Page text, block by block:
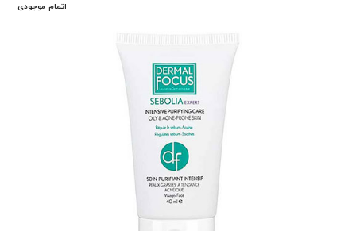
اتمام موجودی